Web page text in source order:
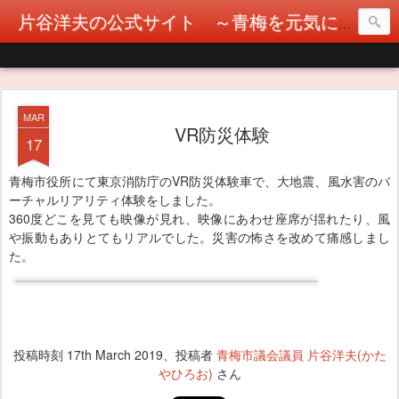
片谷洋夫の公式サイト ～青梅を元気に！カタヤぶりな挑戦！～
MAR
17 VR防災体験
青梅市役所にて東京消防庁のVR防災体験車で、大地震、風水害のバ
ーチャルリアリティ体験をしました。
360度どこを見ても映像が見れ、映像にあわせ座席が揺れたり、風
や振動もありとてもリアルでした。災害の怖さを改めて痛感しまし
た。
投稿時刻 17th March 2019、投稿者 青梅市議会議員 片谷洋夫(かた
やひろお) さん